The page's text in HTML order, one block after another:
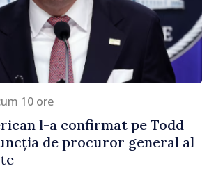
10 ore
l-a confirmat pe Todd
de procuror general al